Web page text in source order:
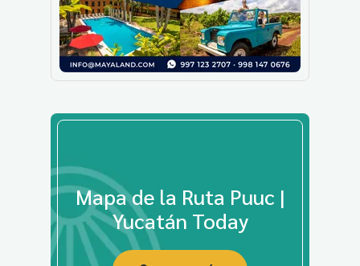
Mapa de la Ruta Puuc |
Yucatán Today